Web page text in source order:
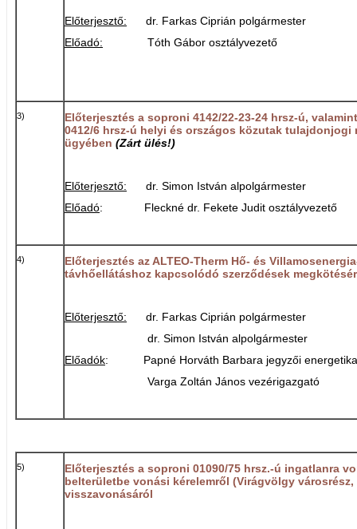
Előterjesztő: dr. Farkas Ciprián polgármester
Előadó: Tóth Gábor osztályvezető
3)
Előterjesztés a soproni 4142/22-23-24 hrsz-ú,
0412/6 hrsz-ú helyi és országos közutak tulajdonjogi
ügyében (Zárt ülés!)
Előterjesztő: dr. Simon István alpolgármester
Előadó: Fleckné dr. Fekete Judit osztályvezető
4) Előterjesztés azALTEO-Therm Hő- és
távhőellátáshoz kapcsolódó szerződések
Előterjesztő: dr. Farkas Ciprián polgármester
dr. Simon István alpolgármester
Előadók: Papné Horváth Barbara jegyzői energetikai
Varga Zoltán János vezérigazgató
5)
Előterjesztés a soproni 01090/75 hrsz.-ú ingatlanra
belterületbe vonási kérelemről (Virágvölgy
visszavonásáról